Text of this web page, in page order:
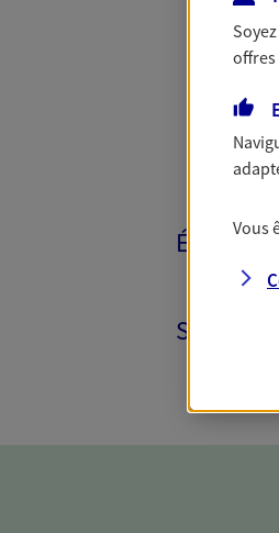
SANTÉ
offres
Vous